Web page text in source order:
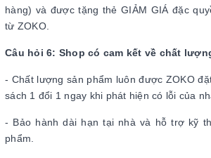
hàng) và được tặng thẻ GIẢM GIÁ đặc
từ ZOKO.
Câu hỏi 6: Shop có cam kết về chất
- Chất lượng sản phẩm luôn được ZOKO
sách 1 đổi 1 ngay khi phát hiện có lỗi của
- Bảo hành dài hạn tại nhà và hỗ trợ kỹ
phẩm.